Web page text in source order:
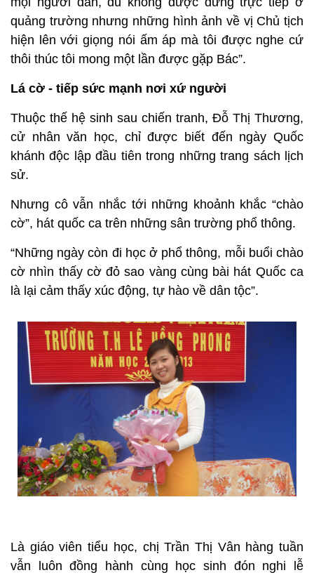
quảng trường nhưng những hình ảnh về vị Chủ tịch
hiện lên với giọng nói ấm áp mà tôi được nghe cứ
thôi thúc tôi mong một lần được gặp Bác”.
Lá cờ - tiếp sức mạnh nơi xứ người
Thuộc thế hệ sinh sau chiến tranh, Đỗ Thị Thương,
cử nhân văn học, chỉ được biết đến ngày Quốc
khánh độc lập đầu tiên trong những trang sách lịch
sử.
Nhưng cô vẫn nhắc tới những khoảnh khắc “chào
cờ”, hát quốc ca trên những sân trường phổ thông.
“Những ngày còn đi học ở phổ thông, mỗi buổi chào
cờ nhìn thấy cờ đỏ sao vàng cùng bài hát Quốc ca
là lại cảm thấy xúc động, tự hào về dân tộc”.
Là giáo viên tiểu học, chị Trần Thị Vân hàng tuần
vẫn luôn đồng hành cùng học sinh đón nghi lễ